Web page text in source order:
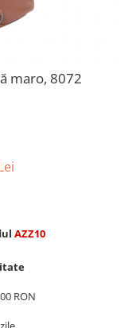
maro, 8072
AZZ10
RON